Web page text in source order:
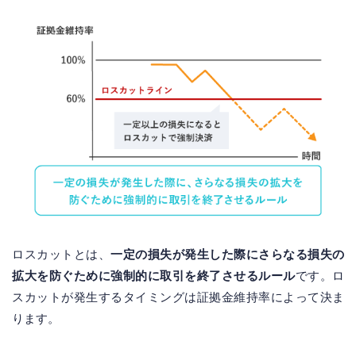
ロスカットとは、 一定の損失が発生した際にさらなる損失の
拡大を防ぐために強制的に取引を終了させるルールです。ロ
スカットが発生するタイミングは証拠金維持率によって決ま
ります。